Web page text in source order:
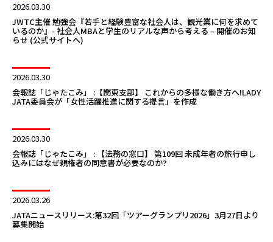
2026.03.30
JWTC主催 勉強会『若手と経験豊富な社会人は、観光業に何を求めて
いるのか』- 社会人MBAと学生のリアルな声から考える – 開催のお知
らせ (公式サイトへ)
2026.03.30
会報誌「じゃたこみ」 :【関東支部】 これからの多様な働き方へ!LADY
JATA委員会が「女性活躍推進に関する提言」を作成
2026.03.30
会報誌「じゃたこみ」 : 【法務の窓口】 第109回 未成年者の旅行申し
込みにはなぜ親権者の同意書が必要なのか?
2026.03.26
JATAニュースリリース:第32回「ツアーグランプリ2026」3月27日より
募集開始